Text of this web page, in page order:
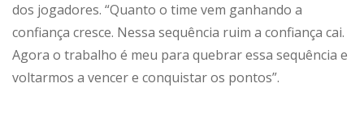
dos jogadores. “Quanto o time vem ganhando a
confiança cresce. Nessa sequência ruim a confiança cai.
Agora o trabalho é meu para quebrar essa sequência e
voltarmos a vencer e conquistar os pontos”.